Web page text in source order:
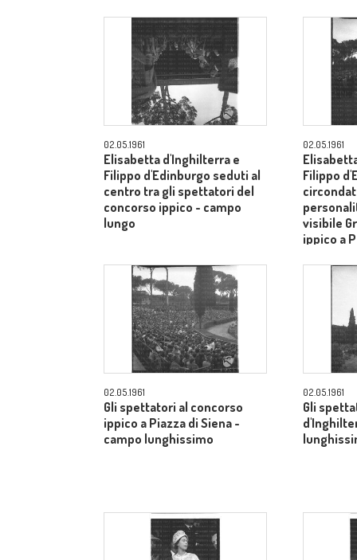
02.05.1961
Elisabetta d'Inghilterra e
Filippo d'Edinburgo seduti al
centro tra gli spettatori del
concorso ippico - campo
lungo
02.05.1961
Filippo
visibile
ippico a
02.05.1961
Gli spettatori al concorso
ippico a Piazza di Siena -
campo lunghissimo
02.05.1961
Gli